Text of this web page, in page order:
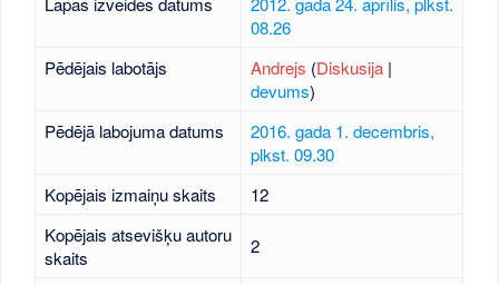
08.26
Pēdējais labotājs
Andrejs (Diskusija|
devums)
Pēdējā labojuma datums
2016. gada 1. decembris,
plkst. 09.30
Kopējais izmaiņu skaits
12
Kopējais atsevišķu autoru
skaits
2